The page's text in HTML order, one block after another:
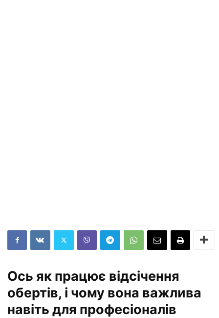
Ось як працює відсічення
обертів, і чому вона важлива
навіть для професіоналів